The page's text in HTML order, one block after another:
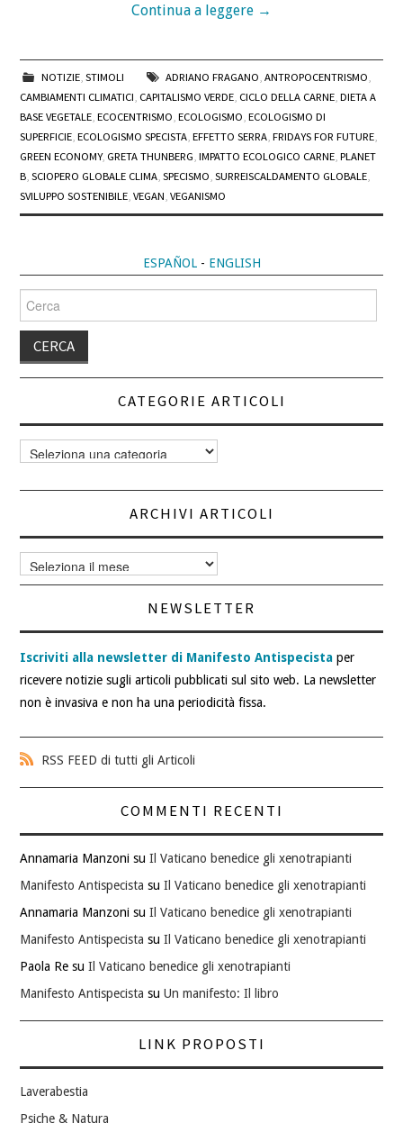
Continua a leggere →
NOTIZIE, STIMOLI ADRIANO FRAGANO ANTROPOCENTRISMO
CAMBIAMENTI CLIMATICI CAPITALISMO VERDE CICLO DELLA CARNE ,DIETA A
BASE VEGETALE ,ECOCENTRISMO ,ECOLOGISMO ,ECOLOGISMO DI
SUPERFICIE ,ECOLOGISMO SPECISTA ,EFFETTO SERRA ,FRIDAYS FOR FUTURE
GREEN ECONOMY, GRETA THUNBERG ,IMPATTO ECOLOGICO CARNE ,PLANET
B ,SCIOPERO GLOBALE CLIMA ,SPECISMO ,SURREISCALDAMENTO GLOBALE
SVILUPPO SOSTENIBILE ,VEGAN ,VEGANISMO
ESPAÑOL- ENGLISH
per:
CATEGORIE ARTICOLI
Categorie
articoli
ARCHIVI ARTICOLI
Archivi
articoli
NEWSLETTER
Iscriviti alla newsletter di Manifesto Antispecista per
ricevere notizie sugli articoli pubblicati sul sito web. La newsletter
non è invasiva e non ha una periodicità fissa.
RSS FEED di tutti gli Articoli
COMMENTI RECENTI
Annamaria Manzoni suIl Vaticano benedice gli xenotrapianti
Manifesto Antispecista suIl Vaticano benedice gli xenotrapianti
Annamaria Manzoni suIl Vaticano benedice gli xenotrapianti
Manifesto Antispecista suIl Vaticano benedice gli xenotrapianti
Paola Re suIl Vaticano benedice gli xenotrapianti
Manifesto Antispecista suUn manifesto: Il libro
LINK PROPOSTI
Laverabestia
Psiche & Natura